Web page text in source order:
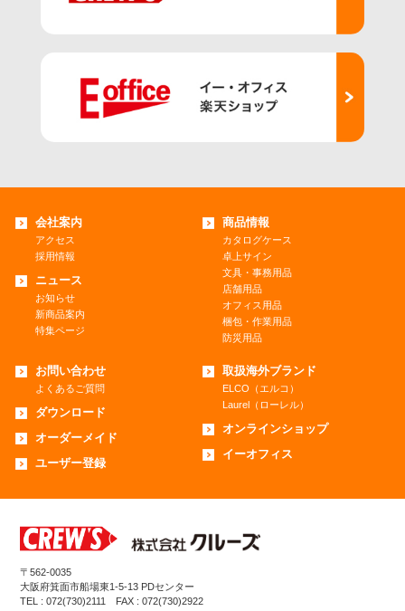
会社案内
アクセス
採用情報
ニュース
お知らせ
新商品案内
特集ページ
商品情報
カタログケース
卓上サイン
文具・事務用品
店舗用品
オフィス用品
梱包・作業用品
防災用品
お問い合わせ
よくあるご質問
ダウンロード
オーダーメイド
ユーザー登録
取扱海外ブランド
ELCO（エルコ）
Laurel（ローレル）
オンラインショップ
イーオフィス
〒562-0035
大阪府箕面市船場東1-5-13 PDセンター
TEL : 072(730)2111 FAX : 072(730)2922